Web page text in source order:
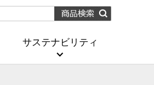
サステナビリティ